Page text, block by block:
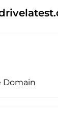
Domain